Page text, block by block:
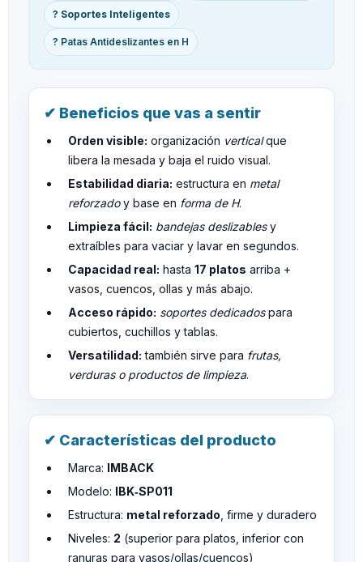
? Soportes Inteligentes
? Patas Antideslizantes en H
✔ Beneficios que vas a sentir
Orden visible: organización verticalque
libera la mesada y baja el ruido visual.
Estabilidad diaria: estructura en metal
reforzadoy base en forma de H.
Limpieza fácil: bandejas deslizablesy
extraíbles para vaciar y lavar en segundos.
Capacidad real: hasta 17 platos arriba +
vasos, cuencos, ollas y más abajo.
Acceso rápido: soportes dedicadospara
cubiertos, cuchillos y tablas.
Versatilidad: también sirve para frutas,
verduras o productos de limpieza.
✔ Características del producto
Marca: IMBACK
Modelo: IBK‑SP011
Estructura: metal reforzado , firme y duradero
Niveles: 2 (superior para platos, inferior con
ranuras para vasos/ollas/cuencos)